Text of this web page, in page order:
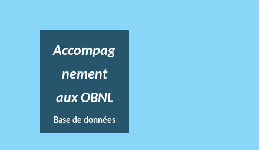
Accompag
nement
aux OBNL
Base de données